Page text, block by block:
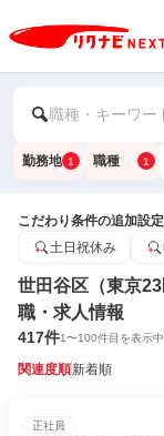
職種・キーワー
勤務地 1 職種 1
こだわり条件の追加設
土日祝休み
世田谷区（東京
職・求人情報
417件1〜100件目を表示中
関連度順新着順
正社員